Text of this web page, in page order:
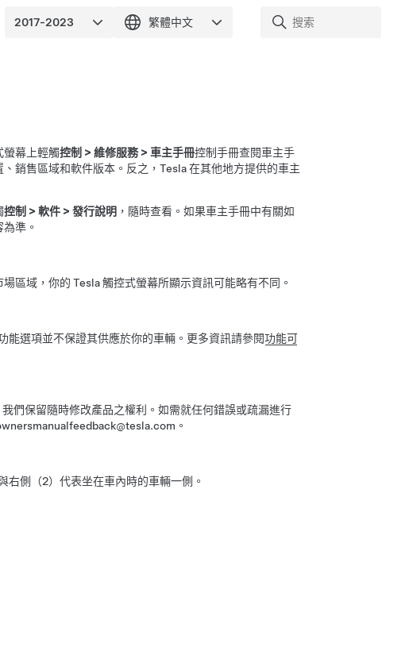
螢幕上輕觸控制 > 維修服務 > 車主手冊控制手冊查閱車主手
銷售區域和軟件版本。反之，Tesla 在其他地方提供的車主
控制 > 軟件 > 發行說明 ，隨時查看。如果車主手冊中有關如
準。
區域，你的 Tesla 觸控式螢幕所顯示資訊可能略有不同。
選項並不保證其供應於你的車輛。更多資訊請參閱功能可
們保留隨時修改產品之權利。如需就任何錯誤或疏漏進行
。
右側（2）代表坐在車內時的車輛一側。